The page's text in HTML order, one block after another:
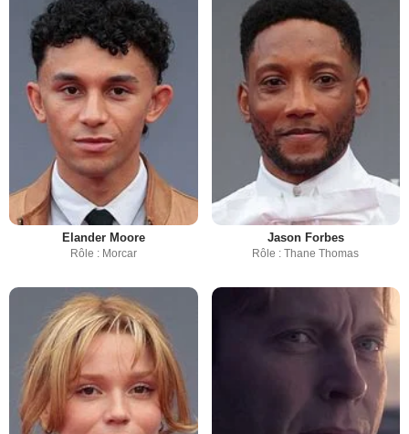
Elander Moore
Rôle : Morcar
Jason Forbes
Rôle : Thane Thomas